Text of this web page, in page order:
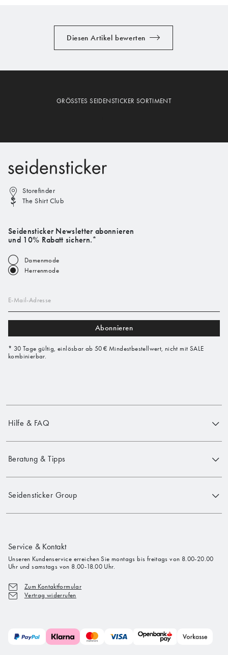
Diesen Artikel bewerten
GRÖSSTES SEIDENSTICKER SORTIMENT
Storefinder
The Shirt Club
Seidensticker Newsletter abonnieren
und 10% Rabatt sichern.*
Damenmode
Herrenmode
E-Mail-Adresse
Abonnieren
* 30 Tage gültig, einlösbar ab 50 € Mindestbestellwert, nicht mit SALE
kombinierbar.
Hilfe & FAQ
Beratung & Tipps
Seidensticker Group
Service & Kontakt
Unseren Kundenservice erreichen Sie montags bis freitags von 8.00-20.00
Uhr und samstags von 8.00-18.00 Uhr.
Zum Kontaktformular
Vertrag widerrufen